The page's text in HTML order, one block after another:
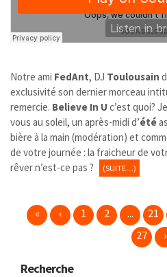
Notre ami FedAnt, DJ Toulousain
exclusivité son dernier morceau
remercie. Believe In U c’est quoi?
vous au soleil, un après-midi d’été
bière à la main (modération) et
de votre journée : la fraicheur de
rêver n’est-ce pas ?
(SUITE…)
« ‹ 1 2 ... 21
27
›
Recherche